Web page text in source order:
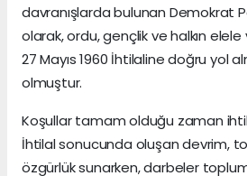
davranışlarda bulunan Demokrat
olarak, ordu, gençlik ve halkın elele
27 Mayıs 1960 İhtilaline doğru yol
olmuştur.
Koşullar tamam olduğu zaman
İhtilal sonucunda oluşan devrim,
özgürlük sunarken, darbeler